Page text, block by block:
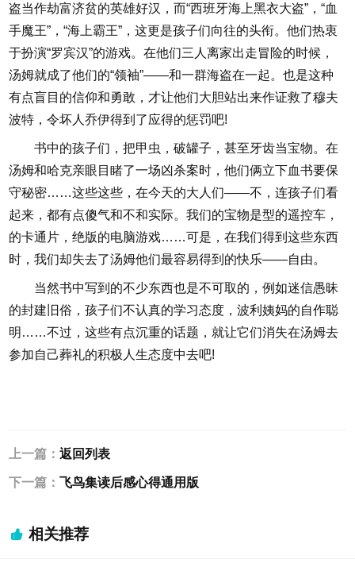
盗当作劫富济贫的英雄好汉，而“西班牙海上黑衣大盗”，“血
手魔王”，“海上霸王”，这更是孩子们向往的头衔。他们热衷
于扮演“罗宾汉”的游戏。在他们三人离家出走冒险的时候，
汤姆就成了他们的“领袖”——和一群海盗在一起。也是这种
有点盲目的信仰和勇敢，才让他们大胆站出来作证救了穆夫
波特，令坏人乔伊得到了应得的惩罚吧!
书中的孩子们，把甲虫，破罐子，甚至牙齿当宝物。在
汤姆和哈克亲眼目睹了一场凶杀案时，他们俩立下血书要保
守秘密……这些这些，在今天的大人们——不，连孩子们看
起来，都有点傻气和不和实际。我们的宝物是型的遥控车，
的卡通片，绝版的电脑游戏……可是，在我们得到这些东西
时，我们却失去了汤姆他们最容易得到的快乐——自由。
当然书中写到的不少东西也是不可取的，例如迷信愚昧
的封建旧俗，孩子们不认真的学习态度，波利姨妈的自作聪
明……不过，这些有点沉重的话题，就让它们消失在汤姆去
参加自己葬礼的积极人生态度中去吧!
上一篇：返回列表
下一篇：飞鸟集读后感心得通用版
相关推荐